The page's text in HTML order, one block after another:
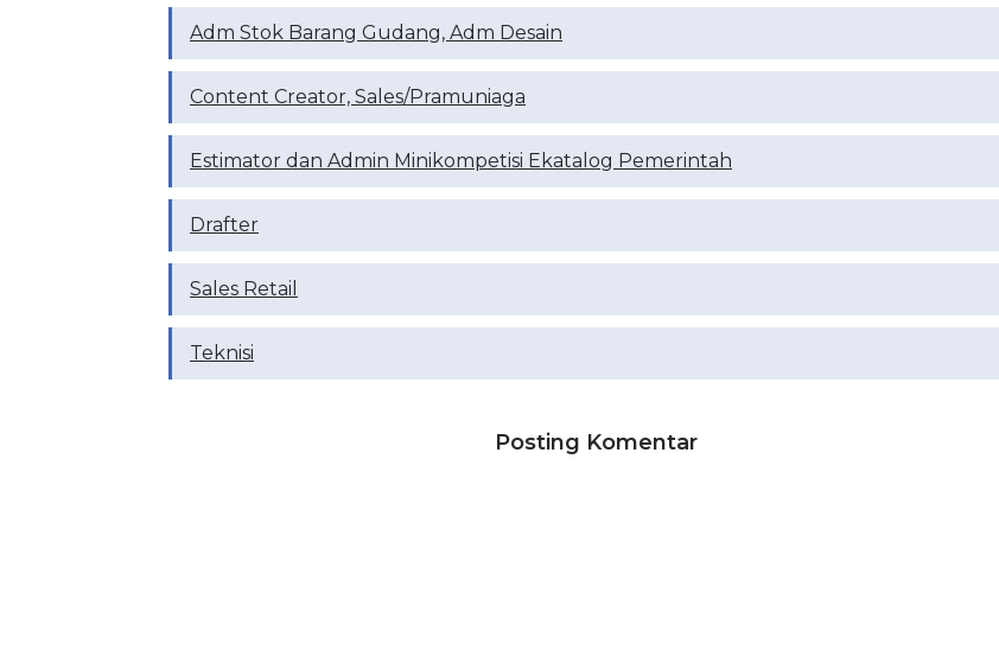
Adm Stok Barang Gudang, Adm Desain
Content Creator, Sales/Pramuniaga
Estimator dan Admin Minikompetisi Ekatalog Pemerintah
Drafter
Sales Retail
Teknisi
Posting Komentar